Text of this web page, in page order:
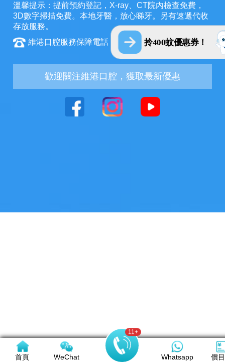
拎400蚊優惠券！
溫馨提示：提前預約登記，X-ray、CT院內檢查免費，
3D數字掃描免費。本地牙醫，放心睇牙。另有速遞代收
存放服務。
維港口腔服務保障電話：+852 6847 2582
歡迎關注維港口腔，獲取最新優惠
首頁 WeChat
11+
Whatsapp 價